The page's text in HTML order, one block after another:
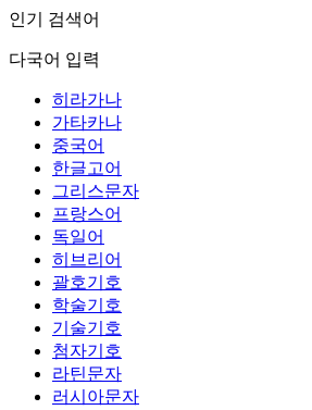
인기 검색어
다국어 입력
히라가나
가타카나
중국어
한글고어
그리스문자
프랑스어
독일어
히브리어
괄호기호
학술기호
기술기호
첨자기호
라틴문자
러시아문자